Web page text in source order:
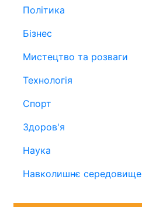
Політика
Бізнес
Мистецтво та розваги
Технологія
Спорт
Здоров'я
Наука
Навколишнє середовище